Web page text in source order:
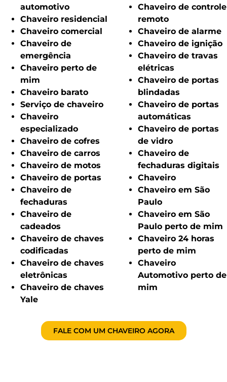
automotivo
Chaveiro residencial
Chaveiro comercial
Chaveiro de
emergência
Chaveiro perto de
mim
Chaveiro barato
Serviço de chaveiro
Chaveiro
especializado
Chaveiro de cofres
Chaveiro de carros
Chaveiro de motos
Chaveiro de portas
Chaveiro de
fechaduras
Chaveiro de
cadeados
Chaveiro de chaves
codificadas
Chaveiro de chaves
eletrônicas
Chaveiro de chaves
Yale
Chaveiro de controle
remoto
Chaveiro de alarme
Chaveiro de ignição
Chaveiro de travas
elétricas
Chaveiro de portas
blindadas
Chaveiro de portas
automáticas
Chaveiro de portas
de vidro
Chaveiro de
fechaduras digitais
Chaveiro
Chaveiro em São
Paulo
Chaveiro em São
Paulo perto de mim
Chaveiro 24 horas
perto de mim
Chaveiro
Automotivo perto de
mim
FALE COM UM CHAVEIRO AGORA